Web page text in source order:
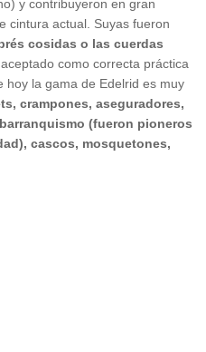
y contribuyeron en gran
cintura actual. Suyas fueron
cosidas o las cuerdas
como correcta práctica
hoy la gama de Edelrid es muy
crampones, aseguradores,
(fueron pioneros
cascos, mosquetones,